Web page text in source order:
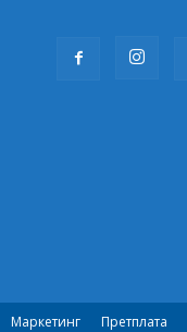
Маркетинг Претплата